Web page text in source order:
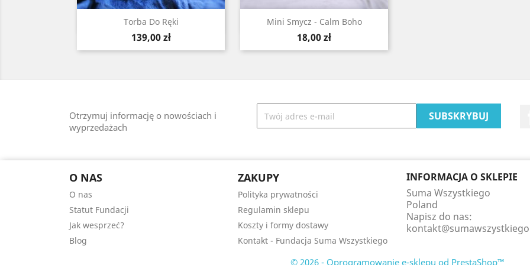
Torba Do Ręki
Cena
139,00 zł
Szybki podgląd Mini Smycz - Calm Boho
Cena
18,00 zł
 Szybki podgląd
Otrzymuj informację o nowościach i
wyprzedażach
O NAS
O nas
Statut Fundacji
Jak wesprzeć?
Blog
ZAKUPY
Polityka prywatności
Regulamin sklepu
Koszty i formy dostawy
Kontakt - Fundacja Suma Wszystkiego
INFORMACJA O SKLEPIE
Suma Wszystkiego
Poland
Napisz do nas:
© 2026 - Oprogramowanie e-sklepu od PrestaShop™